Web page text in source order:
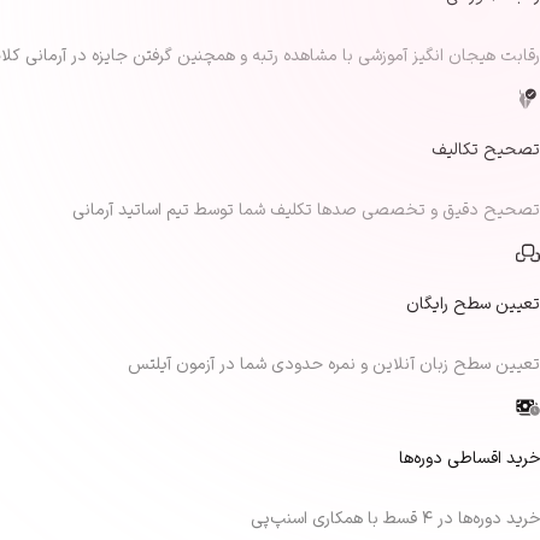
رقابت هیجان انگیز آموزشی با مشاهده رتبه و همچنین گرفتن جایزه در آرمانی
تصحیح تکالیف
تصحیح دقیق و تخصصی صدها تکلیف شما توسط تیم اساتید آرمانی
تعیین سطح رایگان
تعیین سطح زبان آنلاین و نمره حدودی شما در آزمون آیلتس
خرید اقساطی دوره‌ها
خرید دوره‌ها در ۴ قسط با همکاری اسنپ‌پی